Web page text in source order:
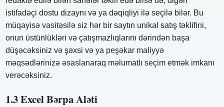
istifadəçi dostu dizaynı və ya dəqiqliyi ilə seçilə bilər. Bu
müqayisə vasitəsilə siz hər bir saytın unikal satış təklifini,
onun üstünlükləri və çatışmazlıqlarını dərindən başa
düşəcəksiniz və şəxsi və ya peşəkar maliyyə
məqsədlərinizə əsaslanaraq məlumatlı seçim etmək imkanı
verəcəksiniz.
1.3 Excel Bərpa Aləti